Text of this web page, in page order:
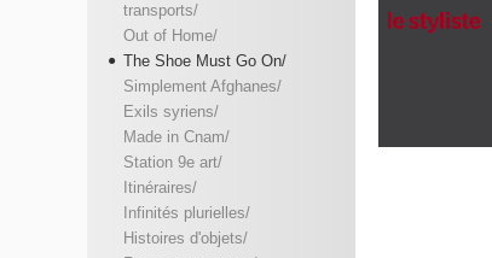
transports/
Out of Home/
The Shoe Must Go On/
Simplement Afghanes/
Exils syriens/
Made in Cnam/
Station 9e art/
Itinéraires/
Infinités plurielles/
Histoires d'objets/